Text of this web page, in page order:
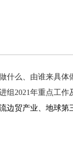
什么、由谁来具
组 2021年重点工作
边贸产业、地球